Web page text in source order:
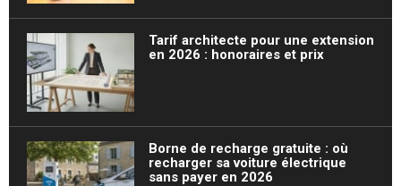
Tarif architecte pour une extension
en 2026 : honoraires et prix
Borne de recharge gratuite : où
recharger sa voiture électrique
sans payer en 2026